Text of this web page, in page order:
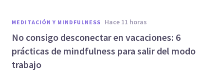
MEDITACIÓN Y MINDFULNESS hace 11 horas
No consigo desconectar en vacaciones: 6
prácticas de mindfulness para salir del modo
trabajo